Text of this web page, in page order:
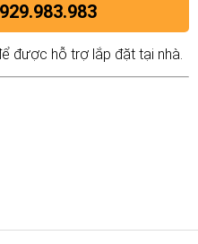
được hỗ trợ lắp đặt tại nhà.